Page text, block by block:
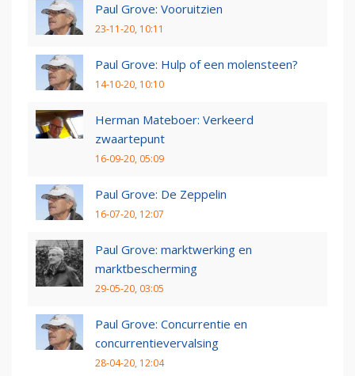
Paul Grove: Vooruitzien
23-11-20, 10:11
Paul Grove: Hulp of een molensteen?
14-10-20, 10:10
Herman Mateboer: Verkeerd
zwaartepunt
16-09-20, 05:09
Paul Grove: De Zeppelin
16-07-20, 12:07
Paul Grove: marktwerking en
marktbescherming
29-05-20, 03:05
Paul Grove: Concurrentie en
concurrentievervalsing
28-04-20, 12:04